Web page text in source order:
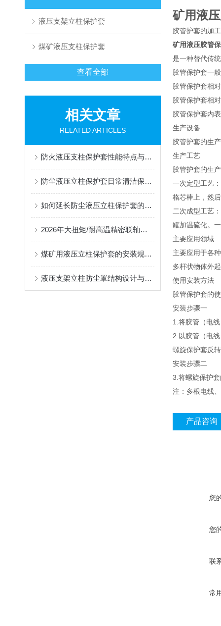
液压支架立柱保护套
煤矿液压支柱保护套
查看全部
相关文章
RELATED ARTICLES
防火液压支柱保护套性能特点与阻燃防护应用
防尘液压立柱保护套日常清洁保养与更换规范
如何延长防尘液压立柱保护套的使用寿命？
2026年大扭矩/耐高温精密联轴器定制找哪家？能实现精准定制的优质厂家盘点
煤矿用液压立柱保护套的安装规范与使用寿命提升方案
液压支架立柱防尘罩结构设计与密封防护原理
矿用液
胶管护套的加
矿用液压胶管
是一种替代传
胶管保护套一
胶管保护套相
胶管保护套相
胶管保护套内
生产设备
胶管护套的生
生产工艺
胶管护套的生
一次定型工艺
格芯棒上，然
二次成型工艺
罐加温硫化。
主要应用领域
主要应用于各
多杆状物体外
使用安装方法
胶管保护套的
安装步骤一
1.将胶管（电
2.以胶管（电
螺旋保护套反
安装步骤二
3.将螺旋保护
注：多根电线
产品咨询
您
您
联
常